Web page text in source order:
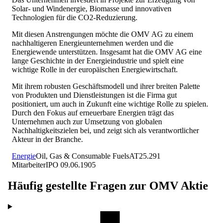
Solar- und Windenergie, Biomasse und innovativen
Technologien für die CO2-Reduzierung.
Mit diesen Anstrengungen möchte die OMV AG zu einem
nachhaltigeren Energieunternehmen werden und die
Energiewende unterstützen. Insgesamt hat die OMV AG eine
lange Geschichte in der Energieindustrie und spielt eine
wichtige Rolle in der europäischen Energiewirtschaft.
Mit ihrem robusten Geschäftsmodell und ihrer breiten Palette
von Produkten und Dienstleistungen ist die Firma gut
positioniert, um auch in Zukunft eine wichtige Rolle zu spielen.
Durch den Fokus auf erneuerbare Energien trägt das
Unternehmen auch zur Umsetzung von globalen
Nachhaltigkeitszielen bei, und zeigt sich als verantwortlicher
Akteur in der Branche.
EnergieOil, Gas & Consumable FuelsAT25.291
MitarbeiterIPO 09.06.1905
Häufig gestellte Fragen zur OMV Aktie